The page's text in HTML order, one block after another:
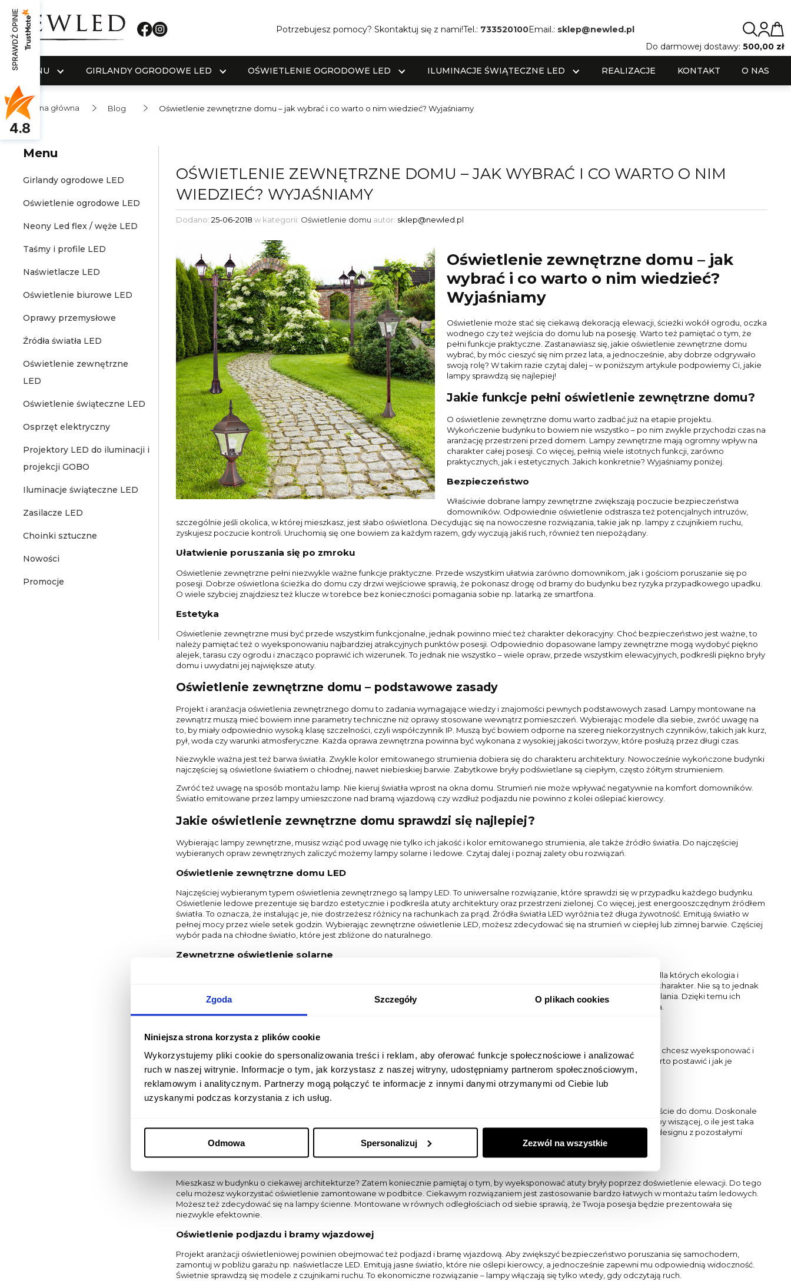
Zgoda Szczegóły O plikach cookies
Niniejsza strona korzysta z plików cookie
Wykorzystujemy pliki cookie do spersonalizowania treści i reklam, aby oferować funkcje społecznościowe i analizować
ruch w naszej witrynie. Informacje o tym, jak korzystasz z naszej witryny, udostępniamy partnerom społecznościowym,
reklamowym i analitycznym. Partnerzy mogą połączyć te informacje z innymi danymi otrzymanymi od Ciebie lub
uzyskanymi podczas korzystania z ich usług.
Odmowa Spersonalizuj Zezwól na wszystkie
Potrzebujesz pomocy? Skontaktuj się z nami!Tel.: 733520100Email.: sklep@newled.pl
Do darmowej dostawy: 500,00 zł
MENU GIRLANDY OGRODOWE LED OŚWIETLENIE OGRODOWE LED ILUMINACJE ŚWIĄTECZNE LED REALIZACJE KONTAKT O NAS
Strona główna Blog Oświetlenie zewnętrzne domu – jak wybrać i co warto o nim wiedzieć? Wyjaśniamy
Menu
Girlandy ogrodowe LED
Oświetlenie ogrodowe LED
Neony Led flex / węże LED
Taśmy i profile LED
Naświetlacze LED
Oświetlenie biurowe LED
Oprawy przemysłowe
Źródła światła LED
Oświetlenie zewnętrzne
LED
Oświetlenie świąteczne LED
Osprzęt elektryczny
Projektory LED do iluminacji i
projekcji GOBO
Iluminacje świąteczne LED
Zasilacze LED
Choinki sztuczne
Nowości
Promocje
OŚWIETLENIE ZEWNĘTRZNE DOMU – JAK WYBRAĆ I CO WARTO O NIM
WIEDZIEĆ? WYJAŚNIAMY
Dodano: 25-06-2018 w kategorii: Oświetlenie domu autor: sklep@newled.pl
Oświetlenie zewnętrzne domu – jak
wybrać i co warto o nim wiedzieć?
Wyjaśniamy
Oświetlenie może stać się ciekawą dekoracją elewacji, ścieżki wokół ogrodu, oczka
wodnego czy też wejścia do domu lub na posesję. Warto też pamiętać o tym, że
pełni funkcje praktyczne. Zastanawiasz się, jakie oświetlenie zewnętrzne domu
wybrać, by móc cieszyć się nim przez lata, a jednocześnie, aby dobrze odgrywało
swoją rolę? W takim razie czytaj dalej – w poniższym artykule podpowiemy Ci, jakie
lampy sprawdzą się najlepiej!
Jakie funkcje pełni oświetlenie zewnętrzne domu?
O oświetlenie zewnętrzne domu warto zadbać już na etapie projektu.
Wykończenie budynku to bowiem nie wszystko – po nim zwykle przychodzi czas na
aranżację przestrzeni przed domem. Lampy zewnętrzne mają ogromny wpływ na
charakter całej posesji. Co więcej, pełnią wiele istotnych funkcji, zarówno
praktycznych, jak i estetycznych. Jakich konkretnie? Wyjaśniamy poniżej.
Bezpieczeństwo
Właściwie dobrane lampy zewnętrzne zwiększają poczucie bezpieczeństwa
domowników. Odpowiednie oświetlenie odstrasza też potencjalnych intruzów,
szczególnie jeśli okolica, w której mieszkasz, jest słabo oświetlona. Decydując się na nowoczesne rozwiązania, takie jak np. lampy z czujnikiem ruchu,
zyskujesz poczucie kontroli. Uruchomią się one bowiem za każdym razem, gdy wyczują jakiś ruch, również ten niepożądany.
Ułatwienie poruszania się po zmroku
Oświetlenie zewnętrzne pełni niezwykle ważne funkcje praktyczne. Przede wszystkim ułatwia zarówno domownikom, jak i gościom poruszanie się po
posesji. Dobrze oświetlona ścieżka do domu czy drzwi wejściowe sprawią, że pokonasz drogę od bramy do budynku bez ryzyka przypadkowego upadku.
O wiele szybciej znajdziesz też klucze w torebce bez konieczności pomagania sobie np. latarką ze smartfona.
Estetyka
Oświetlenie zewnętrzne musi być przede wszystkim funkcjonalne, jednak powinno mieć też charakter dekoracyjny. Choć bezpieczeństwo jest ważne, to
należy pamiętać też o wyeksponowaniu najbardziej atrakcyjnych punktów posesji. Odpowiednio dopasowane lampy zewnętrzne mogą wydobyć piękno
alejek, tarasu czy ogrodu i znacząco poprawić ich wizerunek. To jednak nie wszystko – wiele opraw, przede wszystkim elewacyjnych, podkreśli piękno bryły
domu i uwydatni jej największe atuty.
Oświetlenie zewnętrzne domu – podstawowe zasady
Projekt i aranżacja oświetlenia zewnętrznego domu to zadania wymagające wiedzy i znajomości pewnych podstawowych zasad. Lampy montowane na
zewnątrz muszą mieć bowiem inne parametry techniczne niż oprawy stosowane wewnątrz pomieszczeń. Wybierając modele dla siebie, zwróć uwagę na
to, by miały odpowiednio wysoką klasę szczelności, czyli współczynnik IP. Muszą być bowiem odporne na szereg niekorzystnych czynników, takich jak kurz,
pył, woda czy warunki atmosferyczne. Każda oprawa zewnętrzna powinna być wykonana z wysokiej jakości tworzyw, które posłużą przez długi czas.
Niezwykle ważna jest też barwa światła. Zwykle kolor emitowanego strumienia dobiera się do charakteru architektury. Nowocześnie wykończone budynki
najczęściej są oświetlone światłem o chłodnej, nawet niebieskiej barwie. Zabytkowe bryły podświetlane są ciepłym, często żółtym strumieniem.
Zwróć też uwagę na sposób montażu lamp. Nie kieruj światła wprost na okna domu. Strumień nie może wpływać negatywnie na komfort domowników.
Światło emitowane przez lampy umieszczone nad bramą wjazdową czy wzdłuż podjazdu nie powinno z kolei oślepiać kierowcy.
Jakie oświetlenie zewnętrzne domu sprawdzi się najlepiej?
Wybierając lampy zewnętrzne, musisz wziąć pod uwagę nie tylko ich jakość i kolor emitowanego strumienia, ale także źródło światła. Do najczęściej
wybieranych opraw zewnętrznych zaliczyć możemy lampy solarne i ledowe. Czytaj dalej i poznaj zalety obu rozwiązań.
Oświetlenie zewnętrzne domu LED
Najczęściej wybieranym typem oświetlenia zewnętrznego są lampy LED. To uniwersalne rozwiązanie, które sprawdzi się w przypadku każdego budynku.
Oświetlenie ledowe prezentuje się bardzo estetycznie i podkreśla atuty architektury oraz przestrzeni zielonej. Co więcej, jest energooszczędnym źródłem
światła. To oznacza, że instalując je, nie dostrzeżesz różnicy na rachunkach za prąd. Źródła światła LED wyróżnia też długa żywotność. Emitują światło w
pełnej mocy przez wiele setek godzin. Wybierając zewnętrzne oświetlenie LED, możesz zdecydować się na strumień w ciepłej lub zimnej barwie. Częściej
wybór pada na chłodne światło, które jest zbliżone do naturalnego.
Zewnętrzne oświetlenie solarne
Ciekawą alternatywą dla oświetlenia LED są lampy solarne. Są zasilane energią słoneczną, co przekonuje m.in. użytkowników, dla których ekologia i
ochrona środowiska naturalnego mają znaczenie. Nie da się też ukryć, że dostępne na rynku oprawy mają bardzo dekoracyjny charakter. Nie są to jednak
jedyne ich zalety. Z uwagi na to, że lampy solarne pobierają energię z promieni słonecznych, nie wymagają podłączenia do zasilania. Dzięki temu ich
montaż jest banalnie prosty. Co więcej, można je zainstalować wszędzie tam, gdzie nie sprawdziłyby się klasyczne źródła światła.
Zastanawiasz się, jakie oświetlenie na zewnątrz domu sprawdzi się najlepiej? Zanim wybierzesz oprawy, przemyśl, które miejsca chcesz wyeksponować i
gdzie potrzebujesz światła. Nie zapomnij też o wizualnym charakterze aranżacji świetlnej. Zatem na jakie lampy zewnętrzne warto postawić i jak je
prawidłowo rozmieścić? Czytaj dalej – przygotowaliśmy dla Ciebie krótki poradnik.
Oświetlenie drzwi wejściowych
Obszar w pobliżu drzwi wejściowych powinien być prawidłowo oświetlony, by ułatwić zarówno domownikom, jak i gościom wejście do domu. Doskonale
sprawdzą się więc kinkiety zewnętrze zlokalizowane po obu stronach drzwi. Dobrym rozwiązaniem jest też zamontowanie lampy wiszącej, o ile jest taka
możliwość. Niezależnie od tego, na jaką opcję się zdecydujesz, pamiętaj o tym, że oświetlenie musi być spójne pod względem designu z pozostałymi
oprawami na zewnątrz.
Mieszkasz w budynku o ciekawej architekturze? Zatem koniecznie pamiętaj o tym, by wyeksponować atuty bryły poprzez doświetlenie elewacji. Do tego
celu możesz wykorzystać oświetlenie zamontowane w podbitce. Ciekawym rozwiązaniem jest zastosowanie bardzo łatwych w montażu taśm ledowych.
Możesz też zdecydować się na lampy ścienne. Montowane w równych odległościach od siebie sprawią, że Twoja posesja będzie prezentowała się
niezwykle efektownie.
Oświetlenie podjazdu i bramy wjazdowej
Projekt aranżacji oświetleniowej powinien obejmować też podjazd i bramę wjazdową. Aby zwiększyć bezpieczeństwo poruszania się samochodem,
zamontuj w pobliżu garażu np. naświetlacze LED. Emitują jasne światło, które nie oślepi kierowcy, a jednocześnie zapewni mu odpowiednią widoczność.
Świetnie sprawdzą się modele z czujnikami ruchu. To ekonomiczne rozwiązanie – lampy włączają się tylko wtedy, gdy odczytają ruch.
SPRAWDŹ OPINIE
4.8